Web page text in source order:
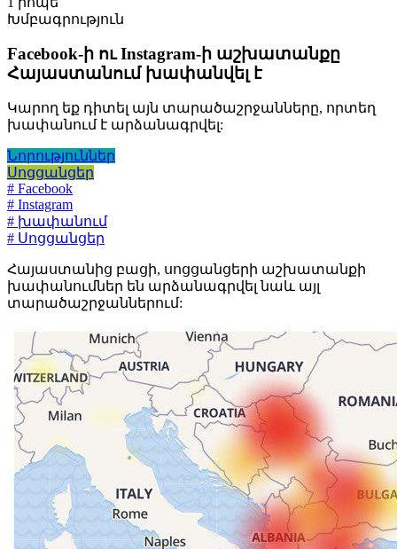
Խմբագրություն
Facebook-ի ու Instagram-ի աշխատանքը
Հայաստանում խափանվել է
Կարող եք դիտել այն տարածաշրջանները, որտեղ
խափանում է արձանագրվել:
Նորություններ
Սոցցանցեր
# Facebook
# Instagram
# խափանում
# Սոցցանցեր
Հայաստանից բացի, սոցցանցերի աշխատանքի
խափանումներ են արձանագրվել նաև այլ
տարածաշրջաններում: